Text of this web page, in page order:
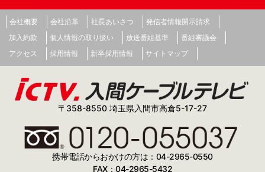
会社概要 会社沿革 社長あいさつ
発信者情報開示請求
加入約款
個人情報の取り扱い 放送番組基準
番組審議会
アクセス
採用情報 新卒採用情報 サイトマップ
〒358-8550 埼玉県入間市高倉5-17-27
携帯電話からおかけの方は：04-2965-0550
FAX：04-2965-5432